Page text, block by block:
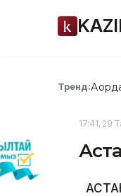
Тренд:
17:41, 29